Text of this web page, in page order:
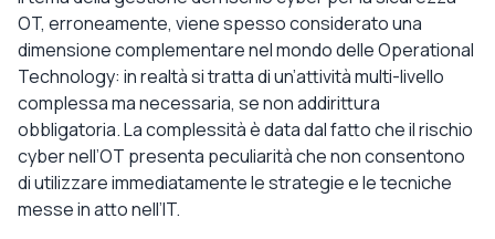
OT, erroneamente, viene spesso considerato una
dimensione complementare nel mondo delle Operational
Technology: in realtà si tratta di un’attività multi-livello
complessa ma necessaria, se non addirittura
obbligatoria. La complessità è data dal fatto che il rischio
cyber nell’OT presenta peculiarità che non consentono
di utilizzare immediatamente le strategie e le tecniche
messe in atto nell’IT.